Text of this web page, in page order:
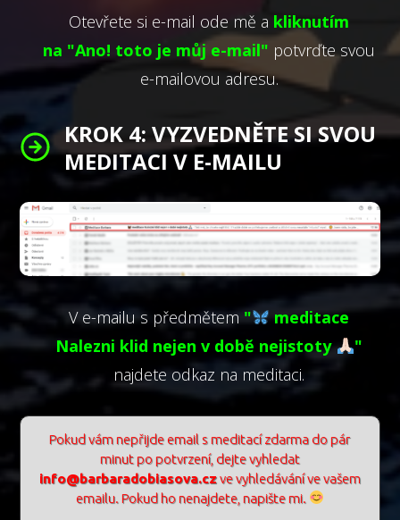
Otevřete si e-mail ode mě a kliknutím
na "Ano! toto je můj e-mail" potvrďte svou
e-mailovou adresu.
KROK 4: VYZVEDNĚTE SI SVOU
MEDITACI V E-MAILU
V e-mailu s předmětem "
meditace
Nalezni klid nejen v době nejistoty
"
najdete odkaz na meditaci.
Pokud vám nepřijde email s meditací zdarma do pár
minut po potvrzení, dejte vyhledat
info@barbaradobiasova.czve vyhledávání ve vašem
emailu. Pokud ho nenajdete, napište mi.